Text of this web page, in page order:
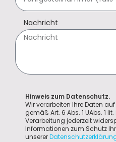
Nachricht
Hinweis zum Datenschutz.
Wir verarbeiten Ihre Daten
gemäß Art. 6 Abs. 1 UAbs. 1
Verarbeitung jederzeit
Informationen zum Schutz
unserer